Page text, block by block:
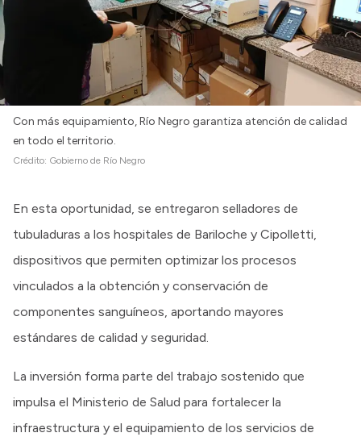
Con más equipamiento, Río Negro garantiza atención de calidad
en todo el territorio.
Crédito: Gobierno de Río Negro
En esta oportunidad, se entregaron selladores de
tubuladuras a los hospitales de Bariloche y Cipolletti,
dispositivos que permiten optimizar los procesos
vinculados a la obtención y conservación de
componentes sanguíneos, aportando mayores
estándares de calidad y seguridad.
La inversión forma parte del trabajo sostenido que
impulsa el Ministerio de Salud para fortalecer la
infraestructura y el equipamiento de los servicios de